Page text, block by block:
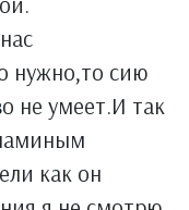
нужно,то сию
не умеет.И так
как он